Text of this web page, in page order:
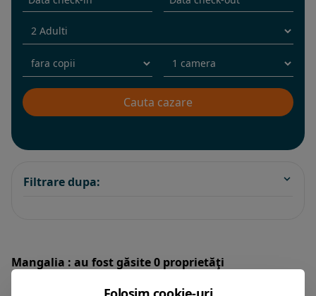
Filtrare dupa:
Mangalia : au fost găsite 0 proprietăţi